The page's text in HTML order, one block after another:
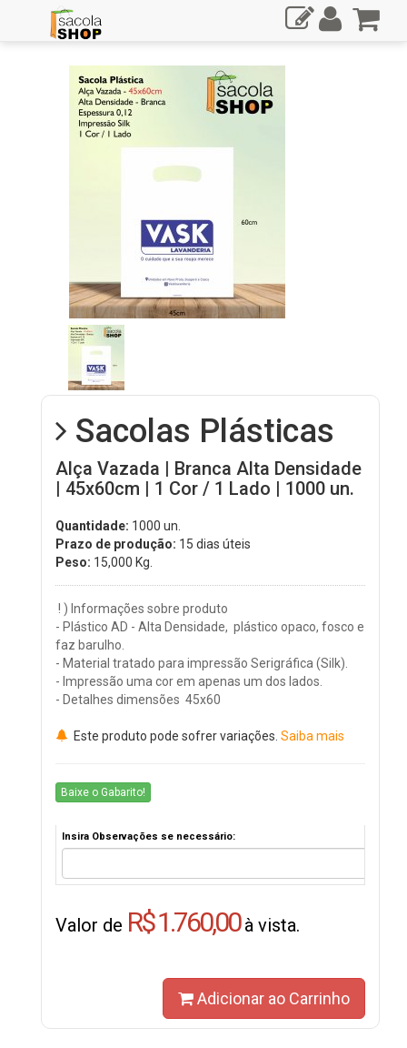
Sacolas Plásticas
Alça Vazada | Branca Alta Densidade
| 45x60cm | 1 Cor / 1 Lado | 1000 un.
Quantidade: 1000 un.
Prazo de produção: 15 dias úteis
Peso: 15,000 Kg.
! ) Informações sobre produto
- Plástico AD - Alta Densidade, plástico opaco, fosco e
faz barulho.
- Material tratado para impressão Serigráfica (Silk).
- Impressão uma cor em apenas um dos lados.
- Detalhes dimensões 45x60
Este produto pode sofrer variações. Saiba mais
Baixe o Gabarito!
Insira Observações se necessário:
Valor de R$ 1.760,00à vista.
Adicionar ao Carrinho